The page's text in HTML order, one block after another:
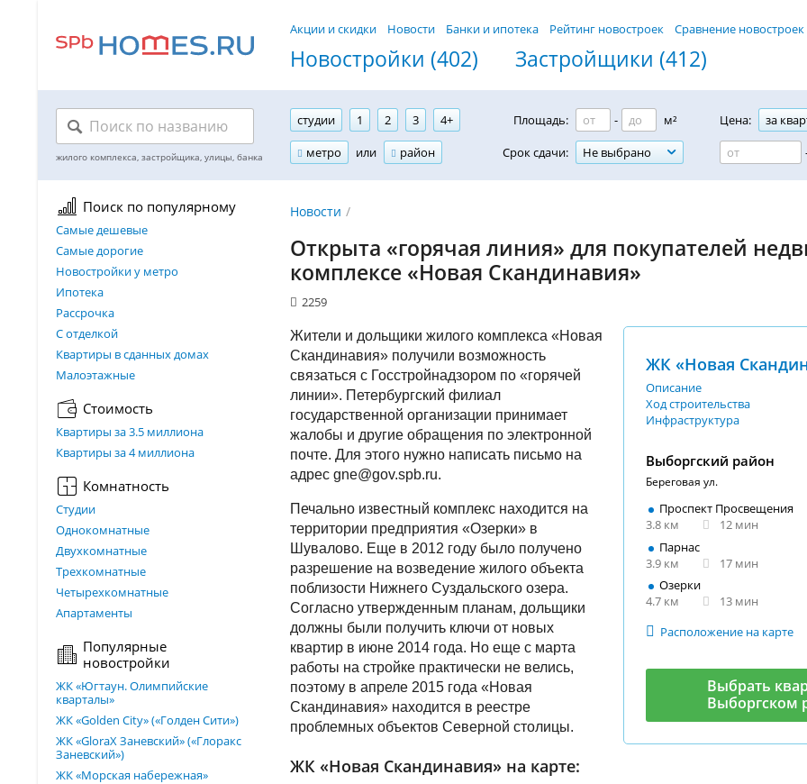
Акции и скидки Новости Банки и ипотека Рейтинг новостроек Сравнение новостроек
Новостройки (402) Застройщики (412)
студии 1 2 3
4+
метро
или район
Площадь: -
м²
Срок сдачи:
Не выбрано
Цена:
за
Поиск по популярному
Самые дешевые
Самые дорогие
Новостройки у метро
Ипотека
Рассрочка
С отделкой
Квартиры в сданных домах
Малоэтажные
Стоимость
Квартиры за 3.5 миллиона
Квартиры за 4 миллиона
Комнатность
Студии
Однокомнатные
Двухкомнатные
Трехкомнатные
Четырехкомнатные
Апартаменты
Популярные
новостройки
ЖК «Югтаун. Олимпийские
кварталы»
ЖК «Golden City» («Голден Сити»)
ЖК «GloraX Заневский»​ («Глоракс
Заневский»)
ЖК «Морская набережная»
Новости
Открыта «горячая линия» для покупателей
комплексе «Новая Скандинавия»
2259
ЖК «Новая
Описание
Ход строительства
Инфраструктура
Выборгский район
Береговая ул.
Проспект Просвещения
3.8 км
12 мин
Парнас
3.9 км
17 мин
Озерки
4.7 км
13 мин
Расположение на карте
Выбрать
Выборгском
Жители и дольщики жилого комплекса «Новая
Скандинавия» получили возможность
связаться с Госстройнадзором по «горячей
линии». Петербургский филиал
государственной организации принимает
жалобы и другие обращения по электронной
почте. Для этого нужно написать письмо на
адрес gne@gov.spb.ru.
Печально известный комплекс находится на
территории предприятия «Озерки» в
Шувалово. Еще в 2012 году было получено
разрешение на возведение жилого объекта
поблизости Нижнего Суздальского озера.
Согласно утвержденным планам, дольщики
должны были получить ключи от новых
квартир в июне 2014 года. Но еще с марта
работы на стройке практически не велись,
поэтому в апреле 2015 года «Новая
Скандинавия» находится в реестре
проблемных объектов Северной столицы.
ЖК «Новая Скандинавия» на карте: